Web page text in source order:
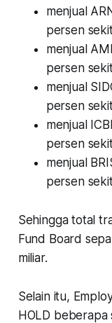
menjual
persen
menjual
persen
menjual
persen
menjual
persen
menjual
persen
Sehingga total
Fund Board
miliar.
Selain itu,
HOLD beberapa